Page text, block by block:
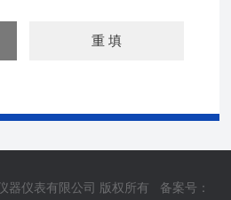
器仪表有限公司 版权所有 备案号：